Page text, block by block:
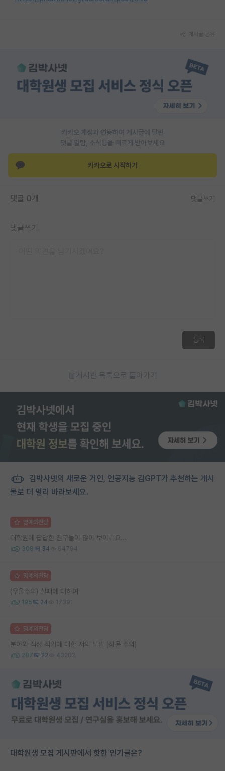
카카오 계정과 연동하여 게시글에 달린
댓글 알람, 소식등을 빠르게 받아보세요
카카오로 시작하기
댓글 0개 댓글쓰기
댓글쓰기
등록
게시판 목록으로 돌아가기
김박사넷의 새로운 거인, 인공지능 김GPT가 추천하는 게시
물로 더 멀리 바라보세요.
명예의전당
대학원에 답답한 친구들이 많이 보이네요...
308 34 64794
명예의전당
(우울주의) 실패에 대하여
195 24 17391
명예의전당
분야와 적성 직업에 대한 저의 느낌 (장문 주의)
287 22 43202
대학원생 모집 게시판에서 핫한 인기글은?